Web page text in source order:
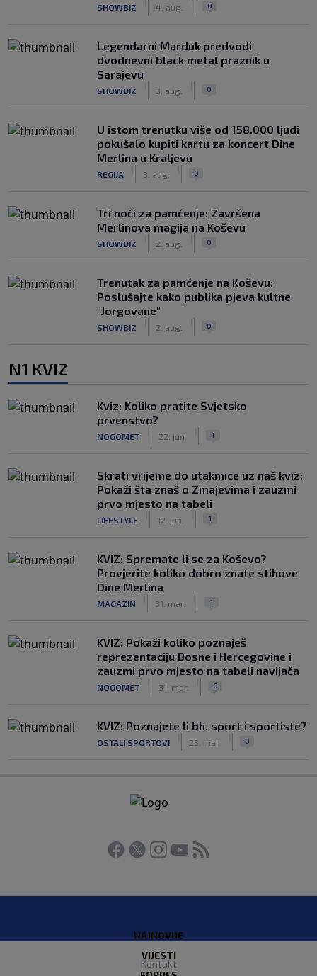
SHOWBIZ 4. aug. 0
Legendarni Marduk predvodi
dvodnevni black metal praznik u
Sarajevu
SHOWBIZ 3. aug. 0
U istom trenutku više od 158.000 ljudi
pokušalo kupiti kartu za koncert Dine
Merlina u Kraljevu
REGIJA 3. aug. 0
Tri noći za pamćenje: Završena
Merlinova magija na Koševu
SHOWBIZ 2. aug. 0
Trenutak za pamćenje na Koševu:
Poslušajte kako publika pjeva kultne
"Jorgovane"
SHOWBIZ 2. aug. 0
N1 KVIZ
Kviz: Koliko pratite Svjetsko
prvenstvo?
NOGOMET 22. jun. 1
Skrati vrijeme do utakmice uz naš kviz:
Pokaži šta znaš o Zmajevima i zauzmi
prvo mjesto na tabeli
LIFESTYLE 12. jun. 1
KVIZ: Spremate li se za Koševo?
Provjerite koliko dobro znate stihove
Dine Merlina
MAGAZIN 31. mar. 1
KVIZ: Pokaži koliko poznaješ
reprezentaciju Bosne i Hercegovine i
zauzmi prvo mjesto na tabeli navijača
NOGOMET 31. mar. 0
KVIZ: Poznajete li bh. sport i sportiste?
OSTALI SPORTOVI 23. mar. 0
NAJNOVIJE
VIJESTI
Kontakt